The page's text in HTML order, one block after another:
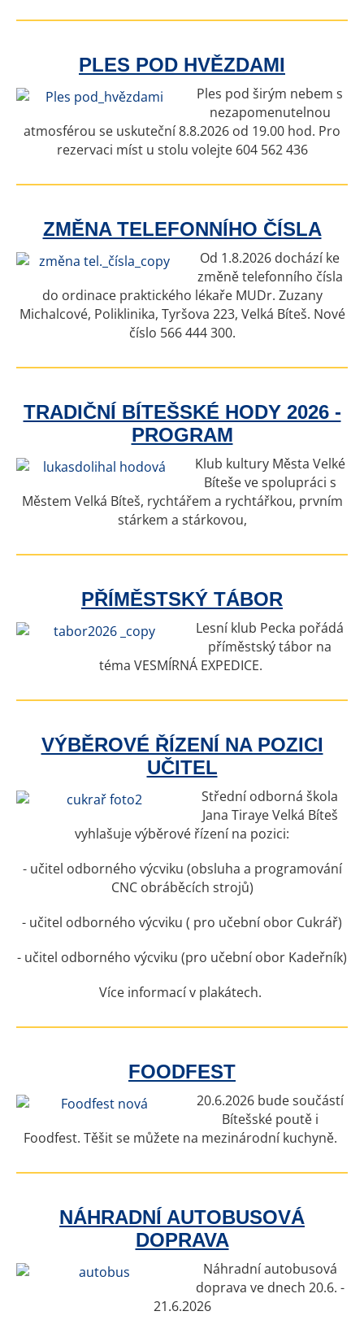
PLES POD HVĚZDAMI
Ples pod širým nebem s
nezapomenutelnou
atmosférou se uskuteční 8.8.2026 od 19.00 hod. Pro
rezervaci míst u stolu volejte 604 562 436
ZMĚNA TELEFONNÍHO ČÍSLA
Od 1.8.2026 dochází ke
změně telefonního čísla
do ordinace praktického lékaře MUDr. Zuzany
Michalcové, Poliklinika, Tyršova 223, Velká Bíteš. Nové
číslo 566 444 300.
TRADIČNÍ BÍTEŠSKÉ HODY 2026 -
PROGRAM
Klub kultury Města Velké
Bíteše ve spolupráci s
Městem Velká Bíteš, rychtářem a rychtářkou, prvním
stárkem a stárkovou,
PŘÍMĚSTSKÝ TÁBOR
Lesní klub Pecka pořádá
příměstský tábor na
téma VESMÍRNÁ EXPEDICE.
VÝBĚROVÉ ŘÍZENÍ NA POZICI
UČITEL
Střední odborná škola
Jana Tiraye Velká Bíteš
vyhlašuje výběrové řízení na pozici:
- učitel odborného výcviku (obsluha a programování
CNC obráběcích strojů)
- učitel odborného výcviku ( pro učební obor Cukrář)
- učitel odborného výcviku (pro učební obor Kadeřník)
Více informací v plakátech.
FOODFEST
20.6.2026 bude součástí
Bítešské poutě i
Foodfest. Těšit se můžete na mezinárodní kuchyně.
NÁHRADNÍ AUTOBUSOVÁ
DOPRAVA
Náhradní autobusová
doprava ve dnech 20.6. -
21.6.2026